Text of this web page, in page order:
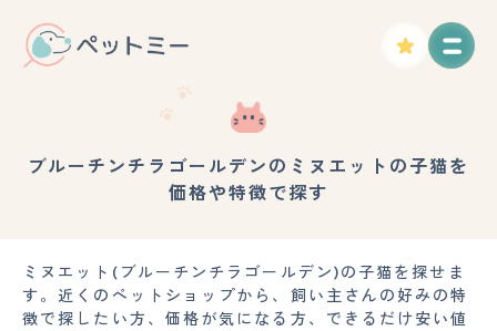
ブルーチンチラゴールデンのミヌエットの子猫を
価格や特徴で探す
ミヌエット(ブルーチンチラゴールデン)の子猫を探せま
す。近くのペットショップから、飼い主さんの好みの特
徴で探したい方、価格が気になる方、できるだけ安い値